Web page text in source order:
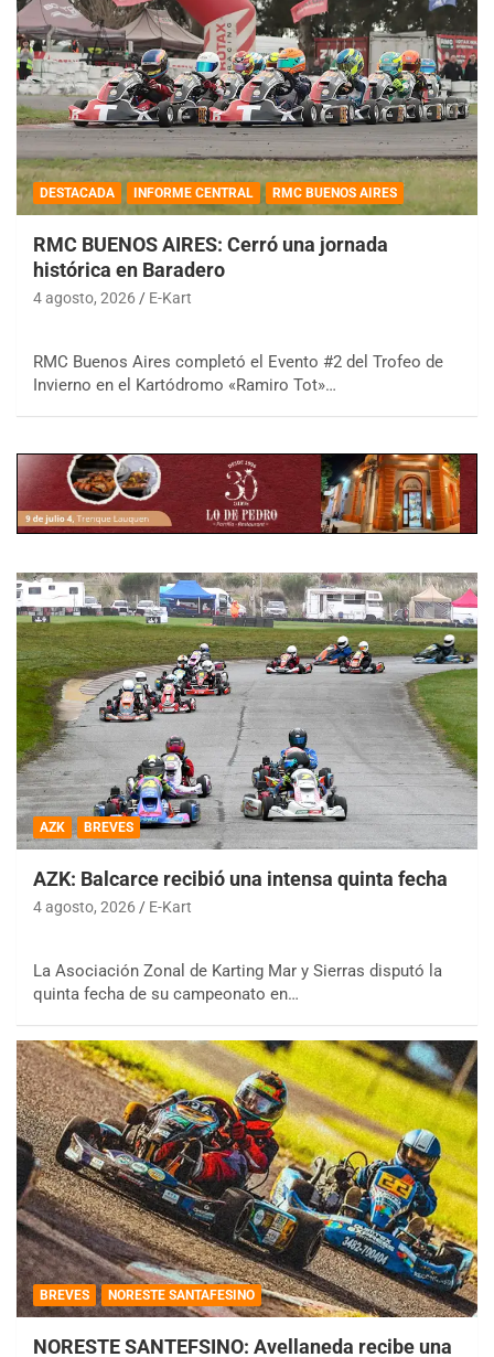
DESTACADA INFORME CENTRAL RMC BUENOS AIRES
RMC BUENOS AIRES: Cerró una jornada
histórica en Baradero
4 agosto, 2026 E-Kart
RMC Buenos Aires completó el Evento #2 del Trofeo de
Invierno en el Kartódromo «Ramiro Tot»…
AZK BREVES
AZK: Balcarce recibió una intensa quinta fecha
4 agosto, 2026 E-Kart
La Asociación Zonal de Karting Mar y Sierras disputó la
quinta fecha de su campeonato en…
BREVES NORESTE SANTAFESINO
NORESTE SANTEFSINO: Avellaneda recibe una